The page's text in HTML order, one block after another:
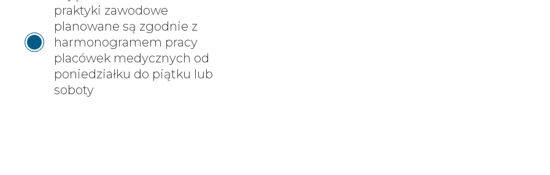
praktyki zawodowe
planowane są zgodnie z
harmonogramem pracy
placówek medycznych od
poniedziałku do piątku lub
soboty